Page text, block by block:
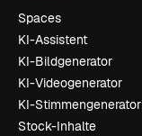
Spaces
KI-Assistent
KI-Bildgenerator
KI-Videogenerator
KI-Stimmengenerator
Stock-Inhalte